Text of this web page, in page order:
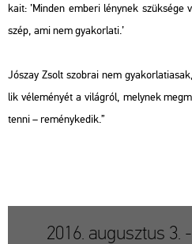
ka­it: ’Min­den em­be­ri lény­nek
szép, ami nem gya­kor­la­ti.’
Jó­szay Zsolt szob­rai nem
lik vé­le­mé­nyét a vi­lág­ról, mely­nek
tenni – re­mény­ke­dik.”
2016. augusztus 3.